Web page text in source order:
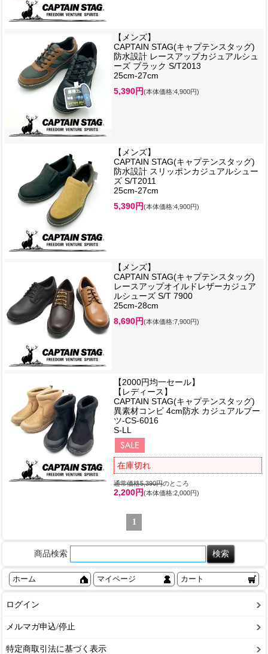
【メンズ】
CAPTAIN STAG(キャプテンスタッグ)
防水設計 レースアップカジュアルシュ
ーズ ブラック S/T2013
25cm-27cm
5,390円(本体価格:4,900円)
【メンズ】
CAPTAIN STAG(キャプテンスタッグ)
防水設計 スリッポンカジュアルシュー
ズ S/T2011
25cm-27cm
5,390円(本体価格:4,900円)
【メンズ】
CAPTAIN STAG(キャプテンスタッグ)
レースアップオイルドレザーカジュア
ルシューズ S/T 7900
25cm-28cm
8,690円(本体価格:7,900円)
【2000円均一セール】
【レディース】
CAPTAIN STAG(キャプテンスタッグ)
異素材コンビ 4cm防水 カジュアルブー
ツ-CS-6016
S-LL
在庫切れ
通常価格5,390円のところ
2,200円(本体価格:2,000円)
1
商品検索
ホーム マイページ カート
ログイン
メルマガ申込/停止
特定商取引法に基づく表示